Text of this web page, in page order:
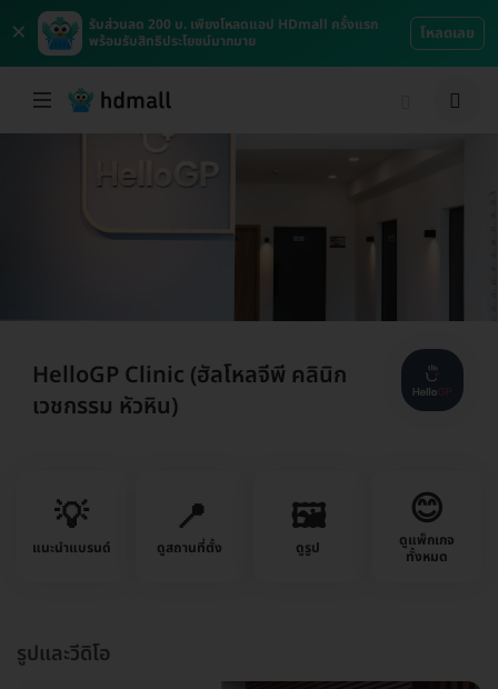
×
รับส่วนลด 200 บ. เพียงโหลดแอป HDmall ครั้งแรก
พร้อมรับสิทธิประโยชน์มากมาย
โหลดเลย
HelloGP Clinic (ฮัลโหลจีพี คลินิก
เวชกรรม หัวหิน)
💡
แนะนำแบรนด์
📍
ดูสถานที่ตั้ง
🖼️
ดูรูป
😊
ดูแพ็กเกจ
ทั้งหมด
รูปและวีดิโอ